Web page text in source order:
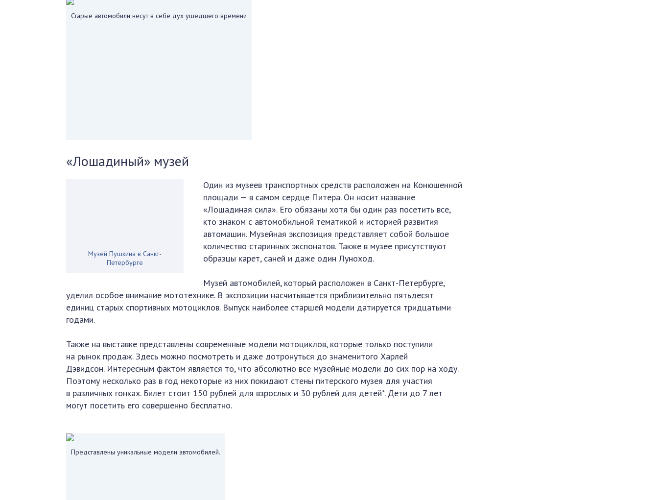
Старые автомобили несут в себе дух ушедшего времени
«Лошадиный» музей
Музей Пушкина в Санкт-
Петербурге
Один из музеев транспортных средств расположен на Конюшенной
площади — в самом сердце Питера. Он носит название
«Лошадиная сила». Его обязаны хотя бы один раз посетить все,
кто знаком с автомобильной тематикой и историей развития
автомашин. Музейная экспозиция представляет собой большое
количество старинных экспонатов. Также в музее присутствуют
образцы карет, саней и даже один Луноход.
Музей автомобилей, который расположен в Санкт-Петербурге,
уделил особое внимание мототехнике. В экспозиции насчитывается приблизительно пятьдесят
единиц старых спортивных мотоциклов. Выпуск наиболее старшей модели датируется тридцатыми
годами.
Также на выставке представлены современные модели мотоциклов, которые только поступили
на рынок продаж. Здесь можно посмотреть и даже дотронуться до знаменитого Харлей
Дэвидсон. Интересным фактом является то, что абсолютно все музейные модели до сих пор на ходу.
Поэтому несколько раз в год некоторые из них покидают стены питерского музея для участия
в различных гонках. Билет стоит 150 рублей для взрослых и 30 рублей для детей*. Дети до 7 лет
могут посетить его совершенно бесплатно.
Представлены уникальные модели автомобилей.